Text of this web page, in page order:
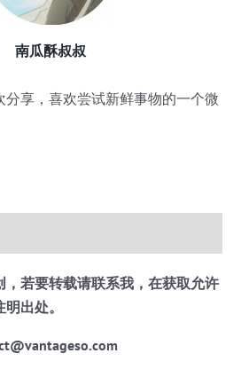
南瓜酥叔叔
分享，喜欢尝试新鲜事物的一个微
若要转载请联系我，在获取允许
出处。